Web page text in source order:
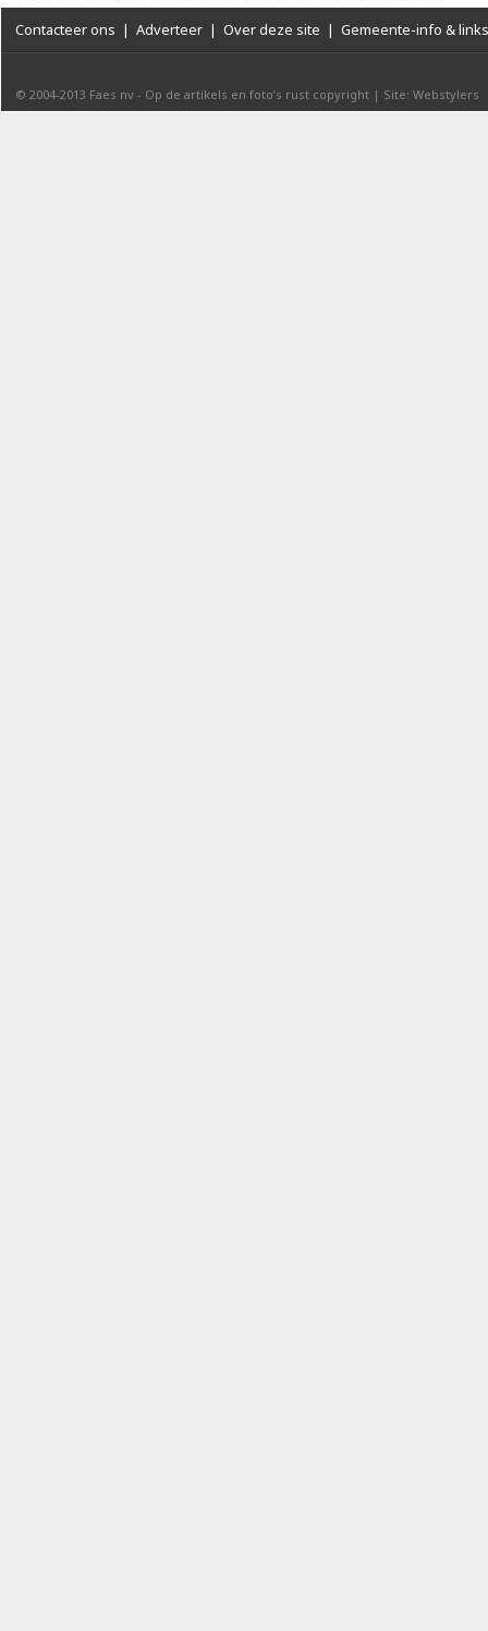
Contacteer ons | Adverteer | Over deze site | Gemeente-info & links
© 2004-2013 Faes nv - Op de artikels en foto’s rust copyright | Site: Webstylers